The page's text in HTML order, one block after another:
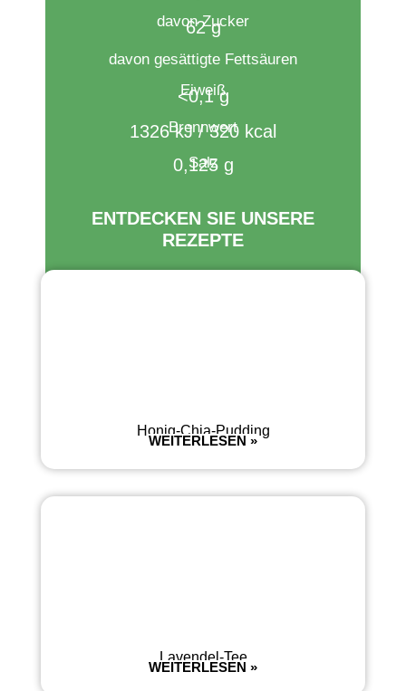
davon Zucker
62 g
davon gesättigte Fettsäuren
Eiweiß
<0,1 g
Brennwert​
1326 kJ / 320 kcal
Salz
0,125 g
ENTDECKEN SIE UNSERE
REZEPTE
Honig-Chia-Pudding
WEITERLESEN »
Lavendel-Tee
WEITERLESEN »